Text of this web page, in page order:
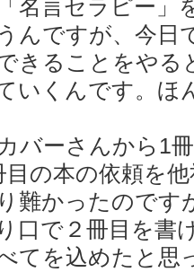
名言セラピー」
んですが、今日
きることをやる
いくんです。ほ
バーさんから1
目の本の依頼を
難かったのです
口で２冊目を書
てを込めたと思